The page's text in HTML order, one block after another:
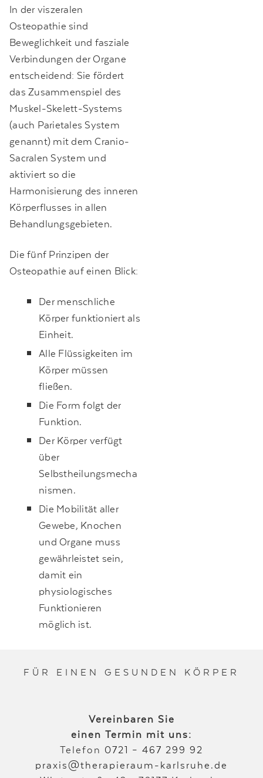
In der viszeralen
Osteopathie sind
Beweglichkeit und fasziale
Verbindungen der Organe
entscheidend: Sie fördert
das Zusammenspiel des
Muskel-Skelett-Systems
(auch Parietales System
genannt) mit dem Cranio-
Sacralen System und
aktiviert so die
Harmonisierung des inneren
Körperflusses in allen
Behandlungsgebieten.
Die fünf Prinzipen der
Osteopathie auf einen Blick:
Der menschliche
Körper funktioniert als
Einheit.
Alle Flüssigkeiten im
Körper müssen
fließen.
Die Form folgt der
Funktion.
Der Körper verfügt
über
Selbstheilungsmecha
nismen.
Die Mobilität aller
Gewebe, Knochen
und Organe muss
gewährleistet sein,
damit ein
physiologisches
Funktionieren
möglich ist.
FÜR EINEN GESUNDEN KÖRPER
Vereinbaren Sie
einen Termin mit uns:
Telefon 0721 – 467 299 92
praxis@therapieraum-karlsruhe.de